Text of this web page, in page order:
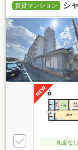
賃貸マンション シ
礼金なし